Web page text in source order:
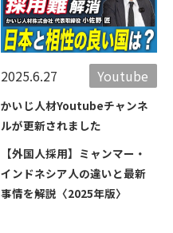
2025.6.27 Youtube
かいじ人材Youtubeチャンネ
ルが更新されました
【外国人採用】ミャンマー・
インドネシア人の違いと最新
事情を解説〈2025年版〉